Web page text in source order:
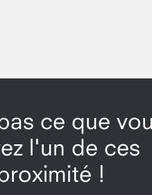
ce que
l'un de ces
!